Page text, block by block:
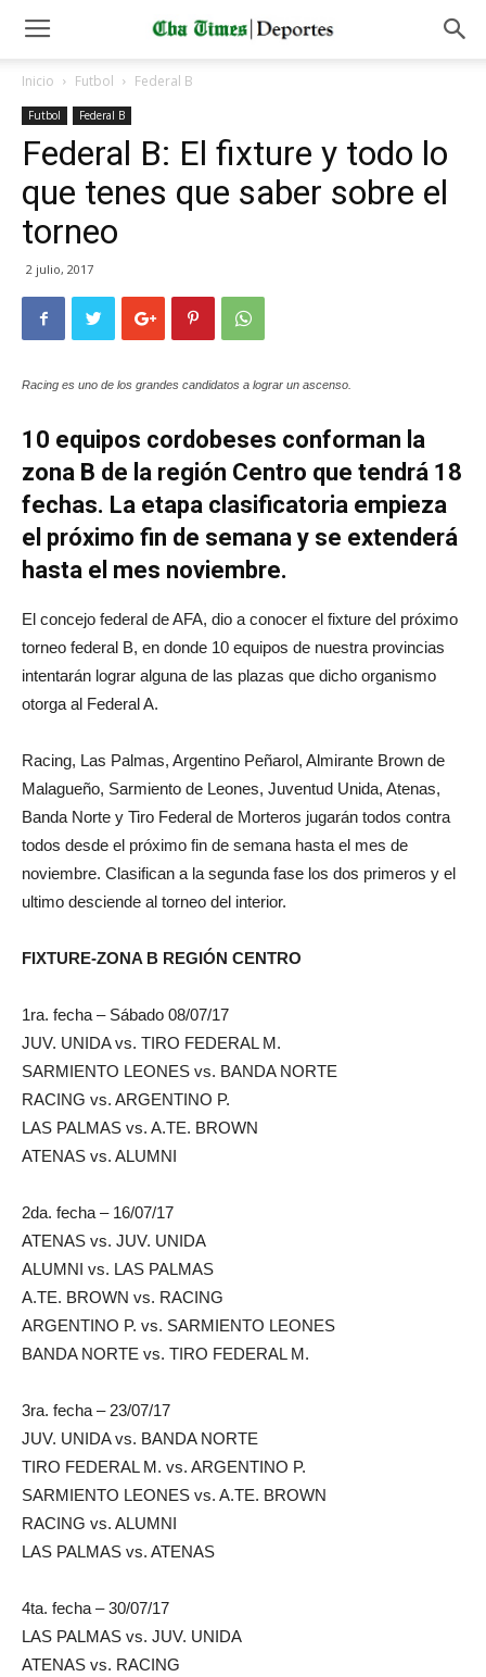
Inicio Futbol Federal B
Futbol Federal B
Federal B: El fixture y todo lo
que tenes que saber sobre el
torneo
2 julio, 2017
Racing es uno de los grandes candidatos a lograr un ascenso.
10 equipos cordobeses conforman la
zona B de la región Centro que tendrá 18
fechas. La etapa clasificatoria empieza
el próximo fin de semana y se extenderá
hasta el mes noviembre.
El concejo federal de AFA, dio a conocer el fixture del próximo
torneo federal B, en donde 10 equipos de nuestra provincias
intentarán lograr alguna de las plazas que dicho organismo
otorga al Federal A.
Racing, Las Palmas, Argentino Peñarol, Almirante Brown de
Malagueño, Sarmiento de Leones, Juventud Unida, Atenas,
Banda Norte y Tiro Federal de Morteros jugarán todos contra
todos desde el próximo fin de semana hasta el mes de
noviembre. Clasifican a la segunda fase los dos primeros y el
ultimo desciende al torneo del interior.
FIXTURE-ZONA B REGIÓN CENTRO
1ra. fecha – Sábado 08/07/17
JUV. UNIDA vs. TIRO FEDERAL M.
SARMIENTO LEONES vs. BANDA NORTE
RACING vs. ARGENTINO P.
LAS PALMAS vs. A.TE. BROWN
ATENAS vs. ALUMNI
2da. fecha – 16/07/17
ATENAS vs. JUV. UNIDA
ALUMNI vs. LAS PALMAS
A.TE. BROWN vs. RACING
ARGENTINO P. vs. SARMIENTO LEONES
BANDA NORTE vs. TIRO FEDERAL M.
3ra. fecha – 23/07/17
JUV. UNIDA vs. BANDA NORTE
TIRO FEDERAL M. vs. ARGENTINO P.
SARMIENTO LEONES vs. A.TE. BROWN
RACING vs. ALUMNI
LAS PALMAS vs. ATENAS
4ta. fecha – 30/07/17
LAS PALMAS vs. JUV. UNIDA
ATENAS vs. RACING